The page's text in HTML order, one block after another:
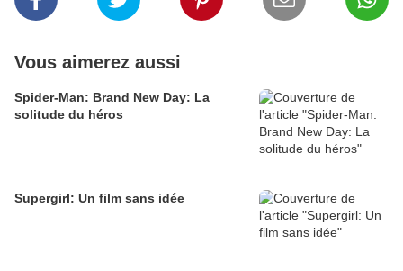
Vous aimerez aussi
Spider-Man: Brand New Day: La
solitude du héros
Supergirl: Un film sans idée